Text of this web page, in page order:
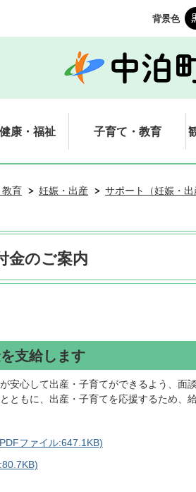
背景色
康・福祉 子育て・教育
教育 妊娠・出産 サポート（妊娠・出
金のご案内
支給します
安心して出産・子育てができるよう、面
ともに、出産・子育てを応援するため、
ファイル:647.1KB)